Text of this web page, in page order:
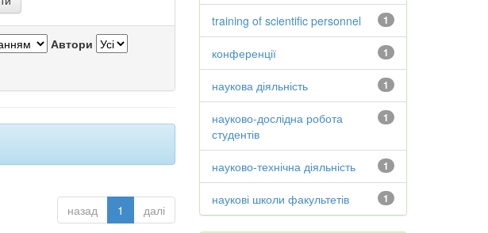
Автори
назад 1 далі
1
training of scientific personnel
1
конференції
1
наукова діяльність
1
науково-дослідна робота
студентів
1
науково-технічна діяльність
1
наукові школи факультетів